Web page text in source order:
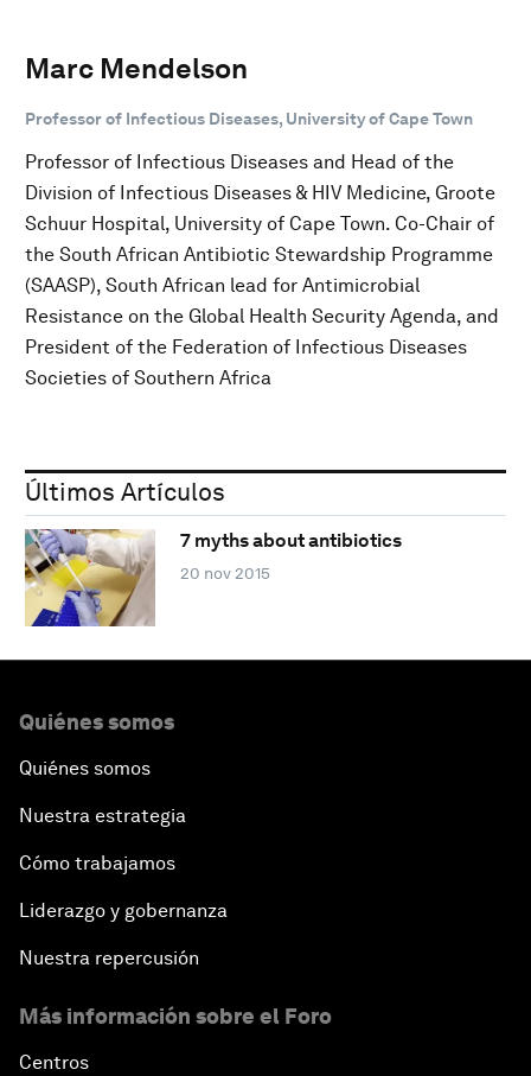
Marc Mendelson
Professor of Infectious Diseases, University of Cape Town
Professor of Infectious Diseases and Head of the
Division of Infectious Diseases & HIV Medicine, Groote
Schuur Hospital, University of Cape Town. Co-Chair of
the South African Antibiotic Stewardship Programme
(SAASP), South African lead for Antimicrobial
Resistance on the Global Health Security Agenda, and
President of the Federation of Infectious Diseases
Societies of Southern Africa
Últimos Artículos
7 myths about antibiotics
20 nov 2015
Quiénes somos
Quiénes somos
Nuestra estrategia
Cómo trabajamos
Liderazgo y gobernanza
Nuestra repercusión
Más información sobre el Foro
Centros